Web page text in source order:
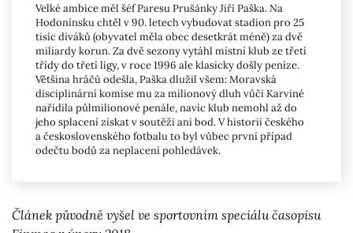
Velké ambice měl šéf Paresu Prušánky Jiří Paška. Na
Hodonínsku chtěl v 90. letech vybudovat stadion pro 25
tisíc diváků (obyvatel měla obec desetkrát méně) za dvě
miliardy korun. Za dvě sezony vytáhl místní klub ze třetí
třídy do třetí ligy, v roce 1996 ale klasicky došly peníze.
Většina hráčů odešla, Paška dlužil všem: Moravská
disciplinární komise mu za milionový dluh vůči Karviné
nařídila půlmilionové penále, navíc klub nemohl až do
jeho splacení získat v soutěži ani bod. V historii českého
a československého fotbalu to byl vůbec první případ
odečtu bodů za neplacení pohledávek.
Článek původně vyšel ve sportovním speciálu časopisu